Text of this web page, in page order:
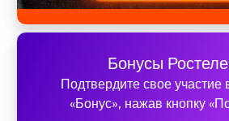
Бонусы
Подтвердите свое участие
«Бонус», нажав кнопку